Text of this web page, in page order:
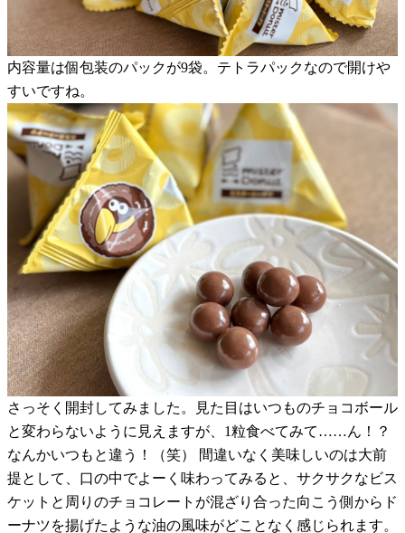
内容量は個包装のパックが9袋。テトラパックなので開けや
すいですね。
さっそく開封してみました。見た目はいつものチョコボール
と変わらないように見えますが、1粒食べてみて……ん！？
なんかいつもと違う！（笑） 間違いなく美味しいのは大前
提として、口の中でよーく味わってみると、サクサクなビス
ケットと周りのチョコレートが混ざり合った向こう側からド
ーナツを揚げたような油の風味がどことなく感じられます。